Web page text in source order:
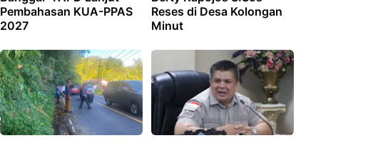
Pembahasan KUA-PPAS
2027
Reses di Desa Kolongan
Minut